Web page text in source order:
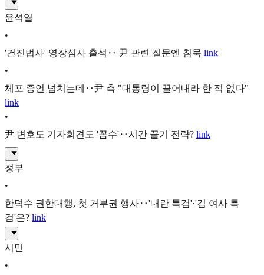
윤석열
•
'건진법사' 영장심사 출석‥ 尹 관련 질문엔 침묵 link
•
체포 증언 넘치는데‥尹 측 "대통령이 끌어내라 한 적 없다"
link
•
尹 변호도 기자회견도 '꼼수'‥시간 끌기 전략? link
정부
•
한덕수 권한대행, 첫 거부권 행사‥'내란 특검'·'김 여사 특
검'은? link
시민
•